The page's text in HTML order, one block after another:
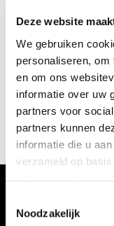
Deze website
We gebruiken
personaliseren,
en om ons
informatie over uw
partners voor
partners kunnen
informatie die u
verzameld op
Noodzakelijk
Aan het eind van de
kunstenaars hun
groeiende steden
het Gooise
pittoreske
kunstenaarsdorpen
geïnspireerd door
het eenvoudige
VERHALEN